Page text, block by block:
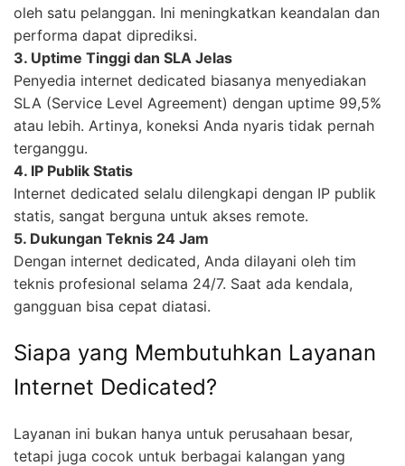
oleh satu pelanggan. Ini meningkatkan keandalan dan
performa dapat diprediksi.
3. Uptime Tinggi dan SLA Jelas
Penyedia internet dedicated biasanya menyediakan
SLA (Service Level Agreement) dengan uptime 99,5%
atau lebih. Artinya, koneksi Anda nyaris tidak pernah
terganggu.
4. IP Publik Statis
Internet dedicated selalu dilengkapi dengan IP publik
statis, sangat berguna untuk akses remote.
5. Dukungan Teknis 24 Jam
Dengan internet dedicated, Anda dilayani oleh tim
teknis profesional selama 24/7. Saat ada kendala,
gangguan bisa cepat diatasi.
Siapa yang Membutuhkan Layanan
Internet Dedicated?
Layanan ini bukan hanya untuk perusahaan besar,
tetapi juga cocok untuk berbagai kalangan yang